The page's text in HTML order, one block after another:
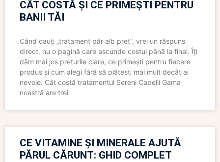
CÂT COSTĂ ȘI CE PRIMEȘTI PENTRU
BANII TĂI
Când cauți „tratament păr alb preț”, vrei un răspuns
direct, nu o pagină care ascunde costul până la final. Îți
dăm mai jos prețurile clare, ce primești pentru fiecare
produs și cum alegi fără să plătești mai mult decât ai
nevoie. Cât costă tratamentul Sereni Capelli Gama
noastră are trei
CE VITAMINE ȘI MINERALE AJUTĂ
PĂRUL CĂRUNT: GHID COMPLET